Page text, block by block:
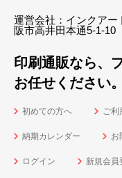
運営会社：インクア
阪市高井田本通5-1-10
印刷通販なら、
お任せください。
初めての方へ ご利
納期カレンダー お
ログイン 新規会員